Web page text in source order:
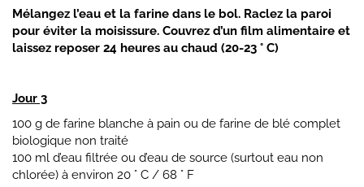
Mélangez l’eau et la farine dans le bol. Raclez la paroi
pour éviter la moisissure. Couvrez d’un film alimentaire et
laissez reposer 24 heures au chaud (20-23 ° C)
Jour 3
100 g de farine blanche à pain ou de farine de blé complet
biologique non traité
100 ml d’eau filtrée ou d’eau de source (surtout eau non
chlorée) à environ 20 ° C / 68 ° F